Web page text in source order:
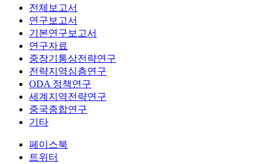
전체보고서
연구보고서
기본연구보고서
연구자료
중장기통상전략연구
전략지역심층연구
ODA 정책연구
세계지역전략연구
중국종합연구
기타
페이스북
트위터